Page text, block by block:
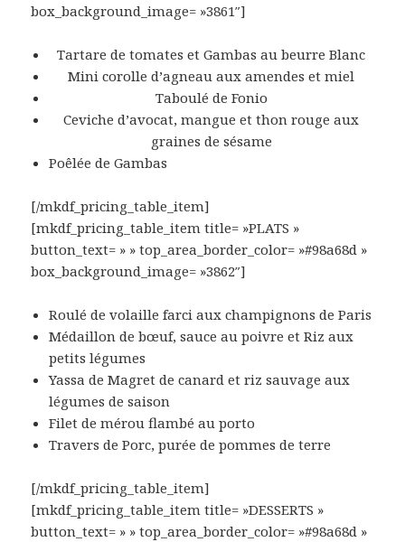
box_background_image= »3861″]
Tartare de tomates et Gambas au beurre Blanc
Mini corolle d’agneau aux amendes et miel
Taboulé de Fonio
Ceviche d’avocat, mangue et thon rouge aux
graines de sésame
Poêlée de Gambas
[/mkdf_pricing_table_item]
[mkdf_pricing_table_item title= »PLATS »
button_text= » » top_area_border_color= »#98a68d »
box_background_image= »3862″]
Roulé de volaille farci aux champignons de Paris
Médaillon de bœuf, sauce au poivre et Riz aux
petits légumes
Yassa de Magret de canard et riz sauvage aux
légumes de saison
Filet de mérou flambé au porto
Travers de Porc, purée de pommes de terre
[/mkdf_pricing_table_item]
[mkdf_pricing_table_item title= »DESSERTS »
button_text= » » top_area_border_color= »#98a68d »